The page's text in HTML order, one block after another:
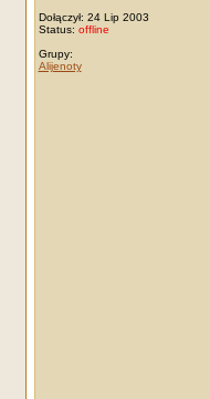
Dołączył: 24 Lip 2003
Status: offline
Grupy:
Alijenoty